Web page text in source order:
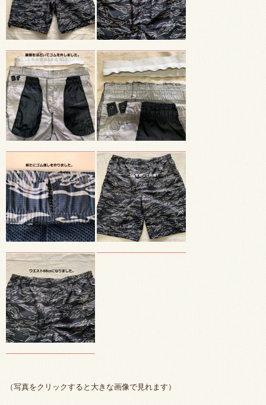
（写真をクリックすると大きな画像で見れます）